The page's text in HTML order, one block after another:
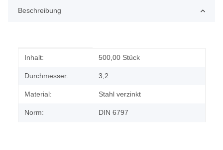
Beschreibung
Produkteigenschaft
Wert
Inhalt: 500,00 Stück
Durchmesser: 3,2
Material: Stahl verzinkt
Norm: DIN 6797